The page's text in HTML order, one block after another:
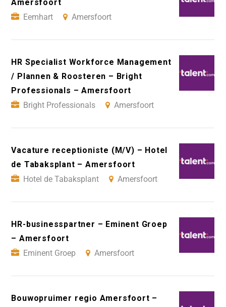
Amersfoort
Eemhart
Amersfoort
HR Specialist Workforce Management
/ Plannen & Roosteren – Bright
Professionals – Amersfoort
Bright Professionals
Amersfoort
Vacature receptioniste (M/V) – Hotel
de Tabaksplant – Amersfoort
Hotel de Tabaksplant
Amersfoort
HR-businesspartner – Eminent Groep
– Amersfoort
Eminent Groep
Amersfoort
Bouwopruimer regio Amersfoort –